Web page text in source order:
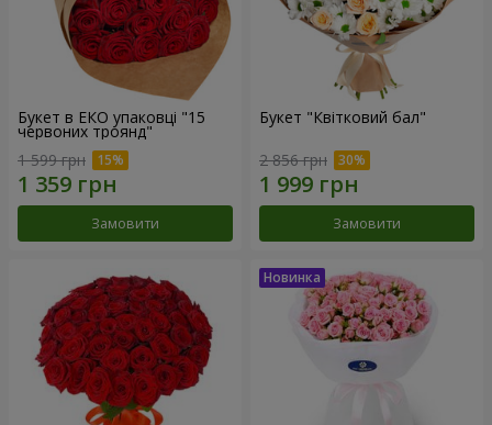
Букет в ЕКО упаковці "15
червоних троянд"
1 599 грн
Замовити
Букет "Квітковий бал"
2 856 грн
Замовити